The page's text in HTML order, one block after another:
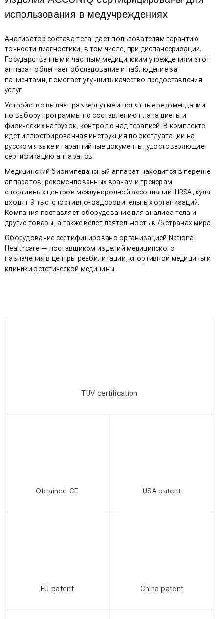
использования в медучреждениях
Анализатор состава тела дает пользователям гарантию
точности диагностики, в том числе, при диспансеризации.
Государственным и частным медицинским учреждениям этот
аппарат облегчает обследование и наблюдение за
пациентами, помогает улучшить качество предоставления
услуг.
Устройство выдает развернутые и понятные рекомендации
по выбору программы по составлению плана диеты и
физических нагрузок, контролю над терапией. В комплекте
идет иллюстрированная инструкция по эксплуатации на
русском языке и гарантийные документы, удостоверяющие
сертификацию аппаратов.
Медицинский биоимпедансный аппарат находится в перечне
аппаратов, рекомендованных врачам и тренерам
спортивных центров международной ассоциации IHRSA, куда
входят 9 тыс. спортивно-оздоровительных организаций.
Компания поставляет оборудование для анализа тела и
другие товары, а также ведет деятельность в 75 странах мира.
Оборудование сертифицировано организацией National
Healthcare — поставщиком изделий медицинского
назначения в центры реабилитации, спортивной медицины и
клиники эстетической медицины.
Obtained CE USA patent
EU patent China patent
TUV certification